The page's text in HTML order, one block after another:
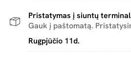
Pristatymas į siuntų
Gauk į paštomatą.
Rugpjūčio 11d.